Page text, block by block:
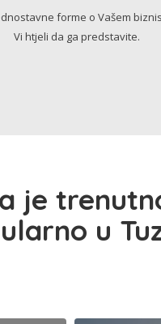
forme o Vašem
Vi htjeli da ga predstavite.
je
u